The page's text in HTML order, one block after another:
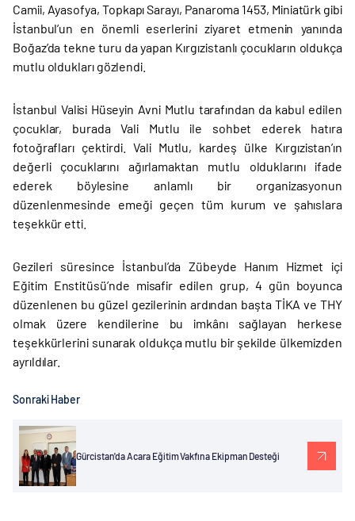
Camii, Ayasofya, Topkapı Sarayı, Panaroma 1453, Miniatürk gibi
İstanbul’un en önemli eserlerini ziyaret etmenin yanında
Boğaz’da tekne turu da yapan Kırgızistanlı çocukların oldukça
mutlu oldukları gözlendi.
İstanbul Valisi Hüseyin Avni Mutlu tarafından da kabul edilen
çocuklar, burada Vali Mutlu ile sohbet ederek hatıra
fotoğrafları çektirdi. Vali Mutlu, kardeş ülke Kırgızistan’ın
değerli çocuklarını ağırlamaktan mutlu olduklarını ifade
ederek böylesine anlamlı bir organizasyonun
düzenlenmesinde emeği geçen tüm kurum ve şahıslara
teşekkür etti.
Gezileri süresince İstanbul’da Zübeyde Hanım Hizmet içi
Eğitim Enstitüsü’nde misafir edilen grup, 4 gün boyunca
düzenlenen bu güzel gezilerinin ardından başta TİKA ve THY
olmak üzere kendilerine bu imkânı sağlayan herkese
teşekkürlerini sunarak oldukça mutlu bir şekilde ülkemizden
ayrıldılar.
Sonraki Haber
Gürcistan'da Acara Eğitim Vakfına Ekipman Desteği